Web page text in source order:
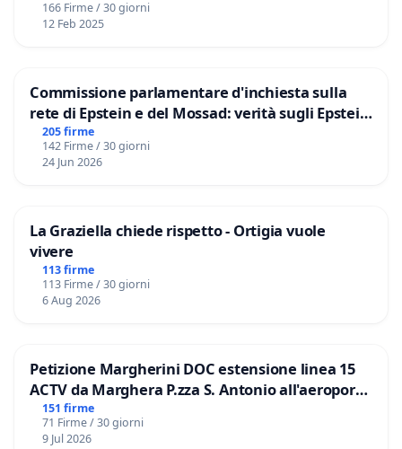
166 Firme / 30 giorni
12 Feb 2025
Commissione parlamentare d'inchiesta sulla
rete di Epstein e del Mossad: verità sugli Epstein
Files
205 firme
142 Firme / 30 giorni
24 Jun 2026
La Graziella chiede rispetto - Ortigia vuole
vivere
113 firme
113 Firme / 30 giorni
6 Aug 2026
Petizione Margherini DOC estensione linea 15
ACTV da Marghera P.zza S. Antonio all'aeroporto
Marco Polo tariffa a € 1,50
151 firme
71 Firme / 30 giorni
9 Jul 2026